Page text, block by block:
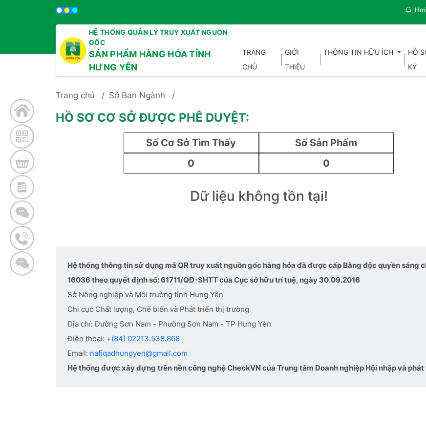
HỆ THỐNG QUẢN LÝ TRUY XUẤT NGUỒN
GỐC
SẢN PHẨM HÀNG HÓA TỈNH
HƯNG YÊN
TRANG
CHỦ
GIỚI
THIỆU
THÔNG TIN HỮU ÍCH
HỒ
KÝ
Trang chủ Sở Ban Ngành
HỒ SƠ CƠ SỞ ĐƯỢC PHÊ DUYỆT:
Số Cơ Sở Tìm Thấy
0
Số Sản Phẩm
0
Dữ liệu không tồn tại!
Hệ thống thông tin sử dụng mã QR truy xuất nguồn gốc hàng hóa đã được cấp Bằng độc quyền sáng
16036 theo quyết định số: 61711/QĐ-SHTT của Cục sở hữu trí tuệ, ngày 30.09.2016
Sở Nông nghiệp và Môi trường tỉnh Hưng Yên
Chi cục Chất lượng, Chế biến và Phát triển thị trường
Địa chỉ: Đường Sơn Nam - Phường Sơn Nam - TP Hưng Yên
Điện thoại: +(84) 02213.538.868
Email: nafiqadhungyen@gmail.com
Hệ thống được xây dựng trên nền công nghệ CheckVN của Trung tâm Doanh nghiệp Hội nhập và